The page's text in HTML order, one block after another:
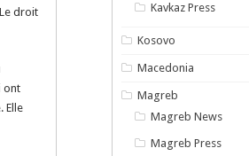
droit
ont
Elle
Kavkaz Press
Kosovo
Macedonia
Magreb
Magreb News
Magreb Press